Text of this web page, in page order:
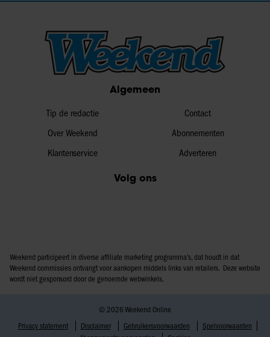
Algemeen
Tip de redactie
Over Weekend
Klantenservice
Contact
Abonnementen
Adverteren
Volg ons
Weekend participeert in diverse affiliate marketing programma’s, dat houdt in dat
Weekend commissies ontvangt voor aankopen middels links van retailers. Deze website
wordt niet gesponsord door de genoemde webwinkels.
© 2026 Weekend Online
Privacy statement
Disclaimer Gebruikersvoorwaarden
Spelvoorwaarden